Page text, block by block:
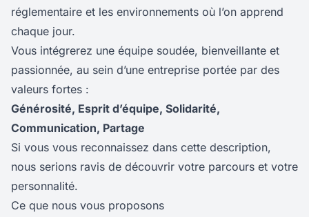
réglementaire et les environnements où l’on apprend
chaque jour.
Vous intégrerez une équipe soudée, bienveillante et
passionnée, au sein d’une entreprise portée par des
valeurs fortes :
Générosité, Esprit d’équipe, Solidarité,
Communication, Partage
Si vous vous reconnaissez dans cette description,
nous serions ravis de découvrir votre parcours et votre
personnalité.
Ce que nous vous proposons